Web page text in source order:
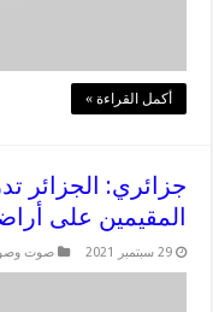
أكمل القراءة »
جزائري: الجزائر
المقيمين على
29 سبتمبر 2021 صوت